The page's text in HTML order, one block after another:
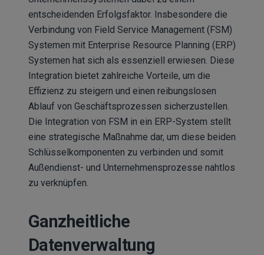
entscheidenden Erfolgsfaktor. Insbesondere die
Verbindung von Field Service Management (FSM)
Systemen mit Enterprise Resource Planning (ERP)
Systemen hat sich als essenziell erwiesen. Diese
Integration bietet zahlreiche Vorteile, um die
Effizienz zu steigern und einen reibungslosen
Ablauf von Geschäftsprozessen sicherzustellen.
Die Integration von FSM in ein ERP-System stellt
eine strategische Maßnahme dar, um diese beiden
Schlüsselkomponenten zu verbinden und somit
Außendienst- und Unternehmensprozesse nahtlos
zu verknüpfen.
Ganzheitliche
Datenverwaltung